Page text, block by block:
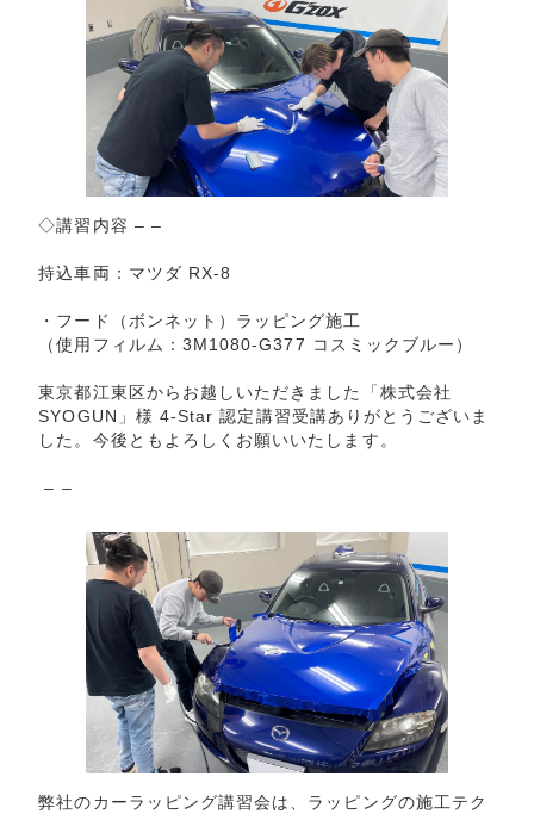
◇講習内容 – –
持込車両：マツダ RX-8
・フード（ボンネット）ラッピング施工
（使用フィルム：3M1080-G377 コスミックブルー）
東京都江東区からお越しいただきました「株式会社
SYOGUN」様 4-Star 認定講習受講ありがとうございま
した。今後ともよろしくお願いいたします。
– –
弊社のカーラッピング講習会は、ラッピングの施工テク